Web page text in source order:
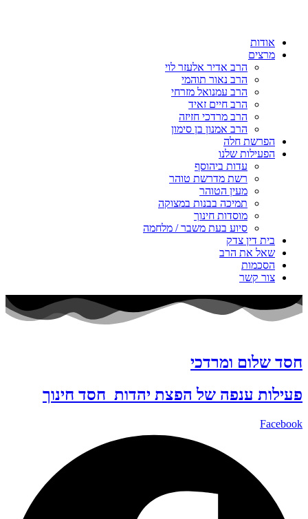
אודות
מרצים
הרב אדיר אלעזר לוי
הרב נאור תוהמי
הרב עמנואל מזרחי
הרב חיים זאיד
הרב מרדכי חזיזה
הרב אמנון בן סימון
הפרשת חלה
הפעילות שלנו
עדות ביהוסף
רשת מדרשת טוהר
מעין הטוהר
תמיכה בבנות במצוקה
מוסדות חינוך
סיוע בעת משבר / מלחמה
בית דין צדק
שאל את הרב
הסכמות
צור קשר
חסד שלום ומרדכי
פעילות ענפה של הפצת יהדות חסד חינוך
Facebook